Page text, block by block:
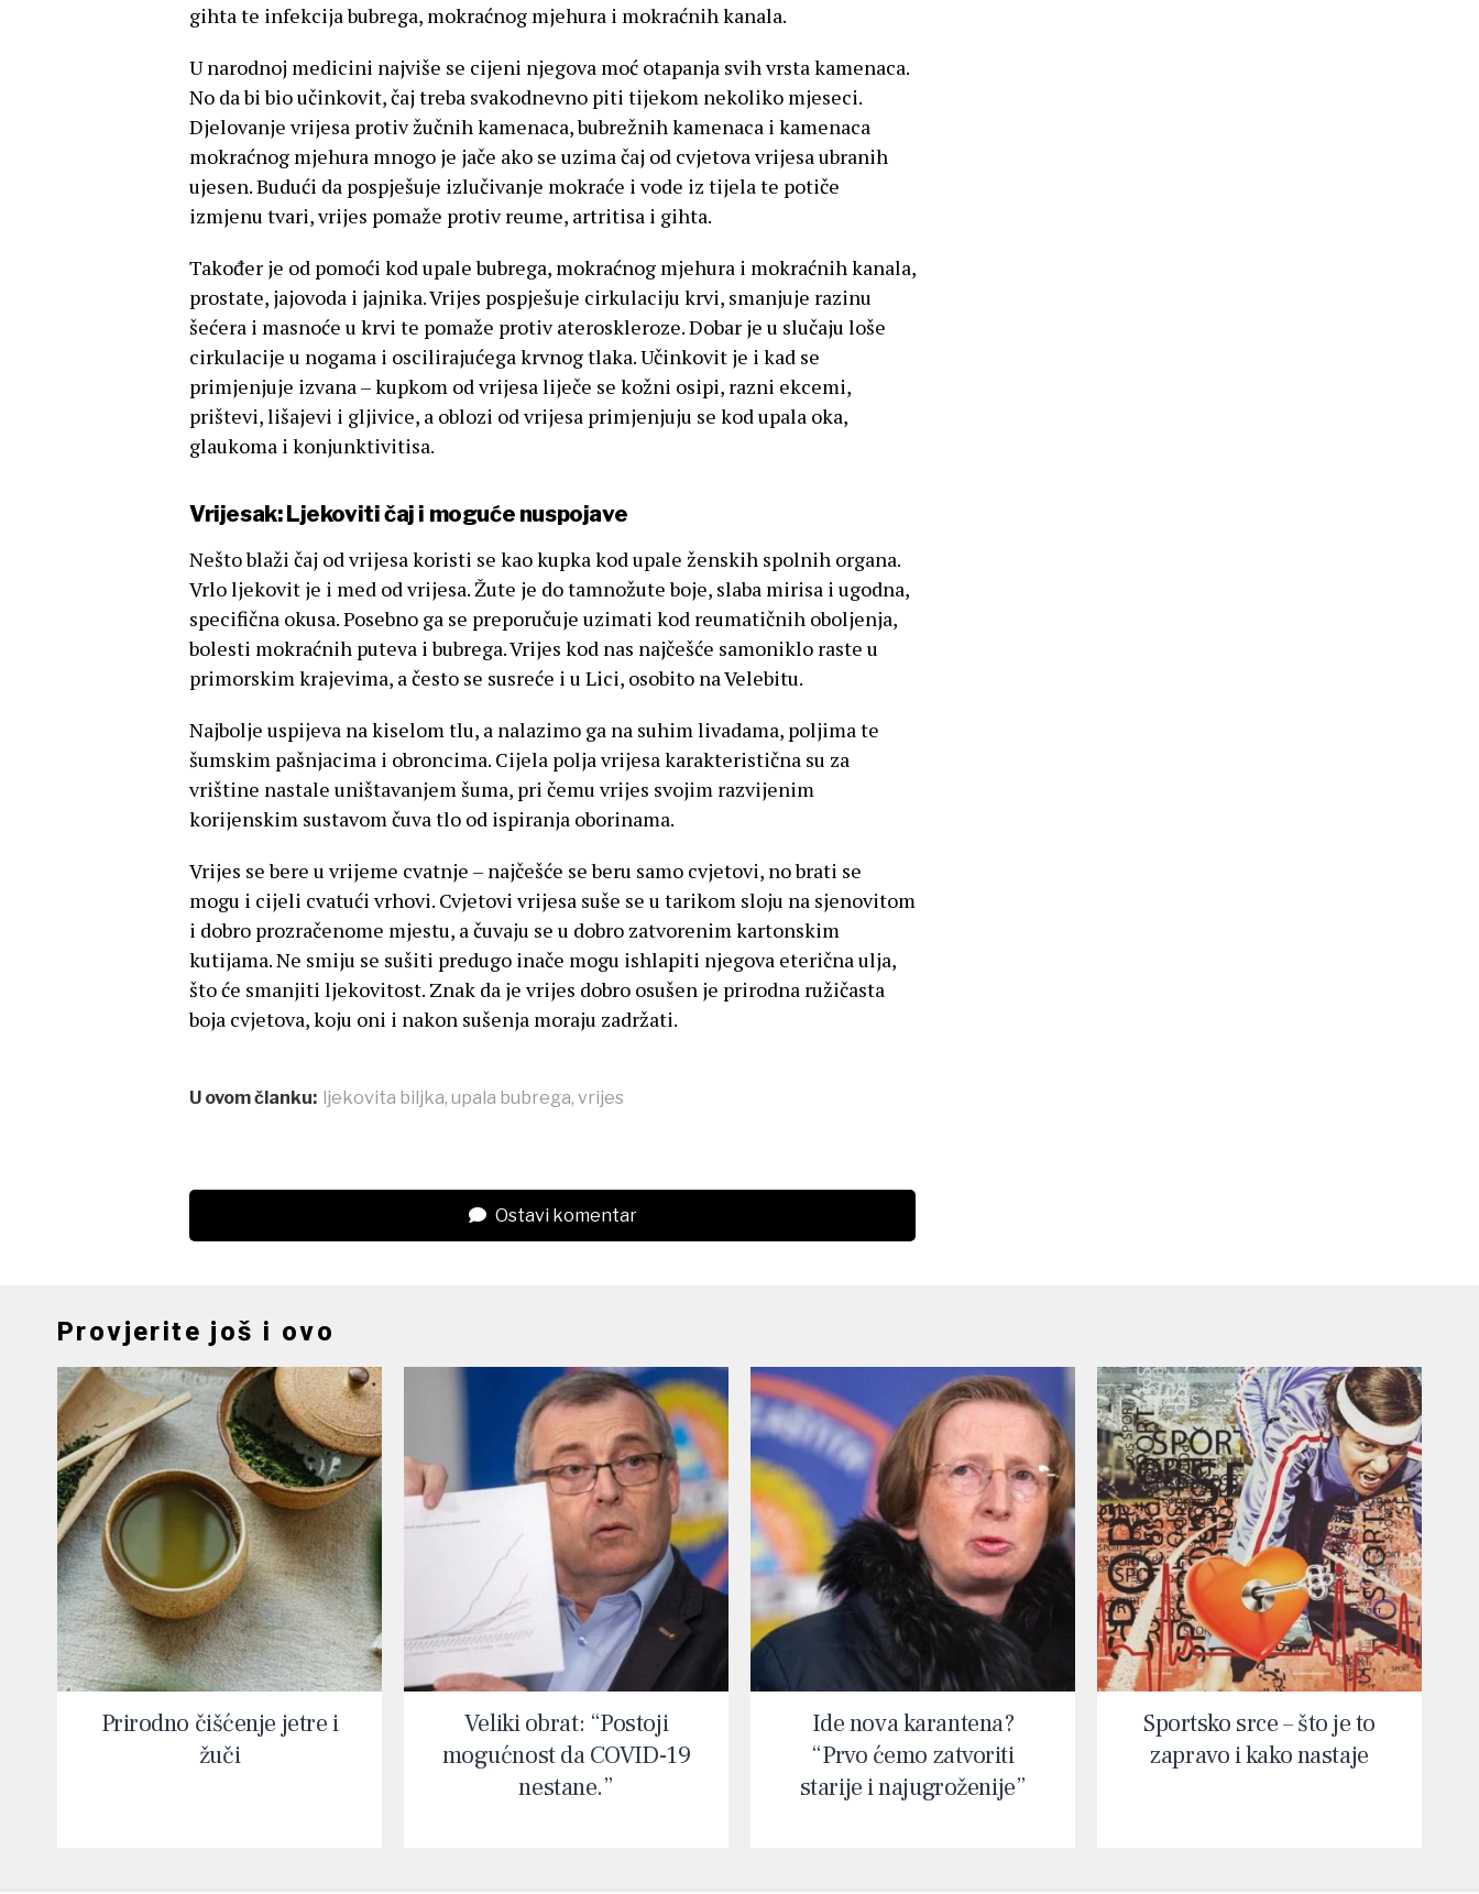
gihta te infekcija bubrega, mokraćnog mjehura i mokraćnih kanala.
U narodnoj medicini najviše se cijeni njegova moć otapanja svih vrsta kamenaca.
No da bi bio učinkovit, čaj treba svakodnevno piti tijekom nekoliko mjeseci.
Djelovanje vrijesa protiv žučnih kamenaca, bubrežnih kamenaca i kamenaca
mokraćnog mjehura mnogo je jače ako se uzima čaj od cvjetova vrijesa ubranih
ujesen. Budući da pospješuje izlučivanje mokraće i vode iz tijela te potiče
izmjenu tvari, vrijes pomaže protiv reume, artritisa i gihta.
Također je od pomoći kod upale bubrega, mokraćnog mjehura i mokraćnih kanala,
prostate, jajovoda i jajnika. Vrijes pospješuje cirkulaciju krvi, smanjuje razinu
šećera i masnoće u krvi te pomaže protiv ateroskleroze. Dobar je u slučaju loše
cirkulacije u nogama i oscilirajućega krvnog tlaka. Učinkovit je i kad se
primjenjuje izvana – kupkom od vrijesa liječe se kožni osipi, razni ekcemi,
prištevi, lišajevi i gljivice, a oblozi od vrijesa primjenjuju se kod upala oka,
glaukoma i konjunktivitisa.
Vrijesak: Ljekoviti čaj i moguće nuspojave
Nešto blaži čaj od vrijesa koristi se kao kupka kod upale ženskih spolnih organa.
Vrlo ljekovit je i med od vrijesa. Žute je do tamnožute boje, slaba mirisa i ugodna,
specifična okusa. Posebno ga se preporučuje uzimati kod reumatičnih oboljenja,
bolesti mokraćnih puteva i bubrega. Vrijes kod nas najčešće samoniklo raste u
primorskim krajevima, a često se susreće i u Lici, osobito na Velebitu.
Najbolje uspijeva na kiselom tlu, a nalazimo ga na suhim livadama, poljima te
šumskim pašnjacima i obroncima. Cijela polja vrijesa karakteristična su za
vrištine nastale uništavanjem šuma, pri čemu vrijes svojim razvijenim
korijenskim sustavom čuva tlo od ispiranja oborinama.
Vrijes se bere u vrijeme cvatnje – najčešće se beru samo cvjetovi, no brati se
mogu i cijeli cvatući vrhovi. Cvjetovi vrijesa suše se u tarikom sloju na sjenovitom
i dobro prozračenome mjestu, a čuvaju se u dobro zatvorenim kartonskim
kutijama. Ne smiju se sušiti predugo inače mogu ishlapiti njegova eterična ulja,
što će smanjiti ljekovitost. Znak da je vrijes dobro osušen je prirodna ružičasta
boja cvjetova, koju oni i nakon sušenja moraju zadržati.
U ovom članku: ljekovita biljka, upala bubrega, vrijes
Ostavi komentar
Provjerite još i ovo
Prirodno čišćenje jetre i
žuči
Veliki obrat: “Postoji
mogućnost da COVID-19
nestane.”
Ide nova karantena?
“Prvo ćemo zatvoriti
starije i najugroženije”
Sportsko srce – što je to
zapravo i kako nastaje